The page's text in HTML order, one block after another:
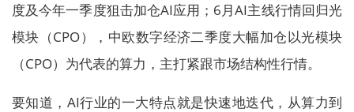
度及今年一季度狙击加仓AI应用；6月AI主线行情回归光
模块（CPO），中欧数字经济二季度大幅加仓以光模块
（CPO）为代表的算力，主打紧跟市场结构性行情。
要知道，AI行业的一大特点就是快速地迭代，从算力到